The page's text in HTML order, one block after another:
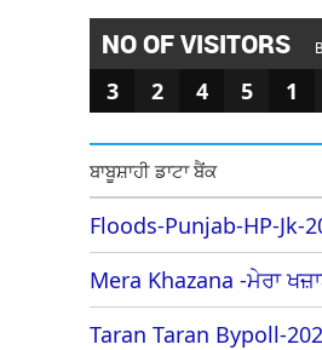
NO OF VISITORS
3 2 4 5 1
ਬਾਬੂਸ਼ਾਹੀ ਡਾਟਾ ਬੈਂਕ
Floods-Punjab-HP-Jk-
Mera Khazana -ਮੇਰਾ
Taran Taran Bypoll-